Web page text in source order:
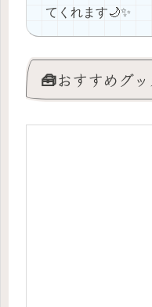
てくれます🌙✨
🧰おすすめグ